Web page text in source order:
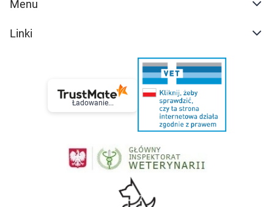
Menu
Linki
Ładowanie...